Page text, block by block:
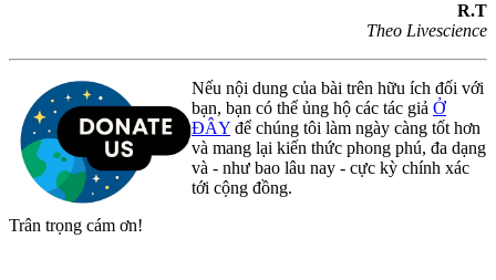
R.T
Theo Livescience
Nếu nội dung của bài trên hữu ích đối với
bạn, bạn có thể ủng hộ các tác giả Ở
ĐÂY để chúng tôi làm ngày càng tốt hơn
và mang lại kiến thức phong phú, đa dạng
và - như bao lâu nay - cực kỳ chính xác
tới cộng đồng.
Trân trọng cám ơn!